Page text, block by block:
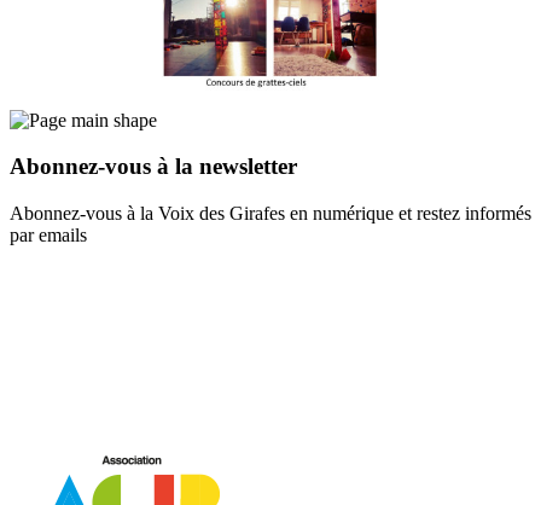
Abonnez-vous à la newsletter
Abonnez-vous à la Voix des Girafes en numérique et restez informés
par emails